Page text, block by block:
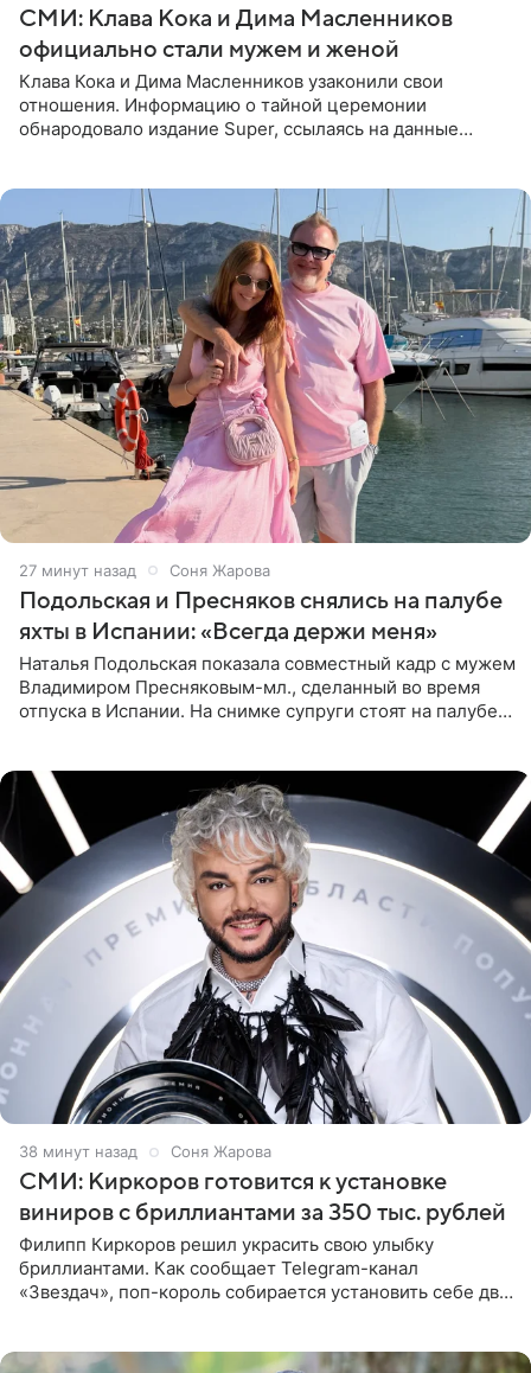
СМИ: Клава Кока и Дима Масленников
официально стали мужем и женой
Клава Кока и Дима Масленников узаконили свои
отношения. Информацию о тайной церемонии
обнародовало издание Super, ссылаясь на данные
27 минут назад Соня Жарова
Подольская и Пресняков снялись на палубе
яхты в Испании: «Всегда держи меня»
Наталья Подольская показала совместный кадр с мужем
Владимиром Пресняковым-мл., сделанный во время
отпуска в Испании. На снимке супруги стоят на палубе
38 минут назад Соня Жарова
СМИ: Киркоров готовится к установке
виниров с бриллиантами за 350 тыс. рублей
Филипп Киркоров решил украсить свою улыбку
бриллиантами. Как сообщает Telegram-канал
«Звездач», поп-король собирается установить себе два